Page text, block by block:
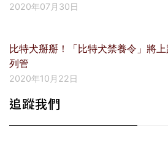
2020年07月30日
比特犬掰掰！「比特犬禁養令」將
列管
2020年10月22日
追蹤我們